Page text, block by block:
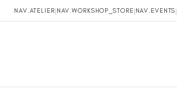
NAV.ATELIER|NAV.WORKSHOP_STORE|NAV.EVENTS|